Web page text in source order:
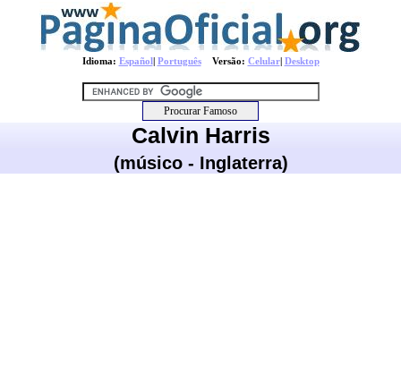
Idioma: Español| PortuguêsVersão: Celular| Desktop
Calvin Harris
(músico - Inglaterra)